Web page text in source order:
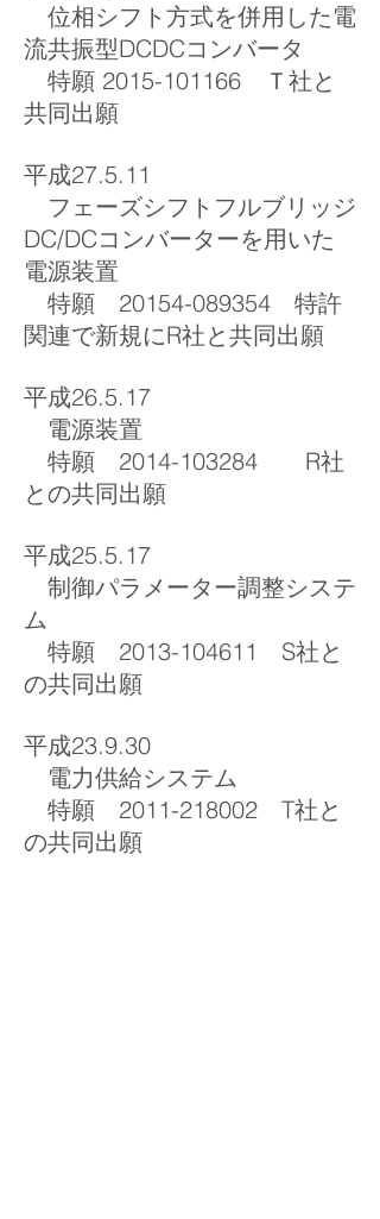
位相シフト方式を併用した電
流共振型DCDCコンバータ
特願 2015-101166 Ｔ社と
共同出願
平成27.5.11
フェーズシフトフルブリッジ
DC/DCコンバーターを用いた
電源装置
特願 20154-089354 特許
関連で新規にR社と共同出願
平成26.5.17
電源装置
特願 2014-103284 R社
との共同出願
平成25.5.17
制御パラメーター調整システ
ム
特願 2013-104611 S社と
の共同出願
平成23.9.30
電力供給システム
特願 2011-218002 T社と
の共同出願